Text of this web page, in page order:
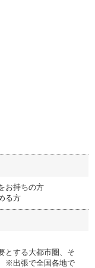
お持ちの方
る方
とする大都市圏、そ
※出張で全国各地で